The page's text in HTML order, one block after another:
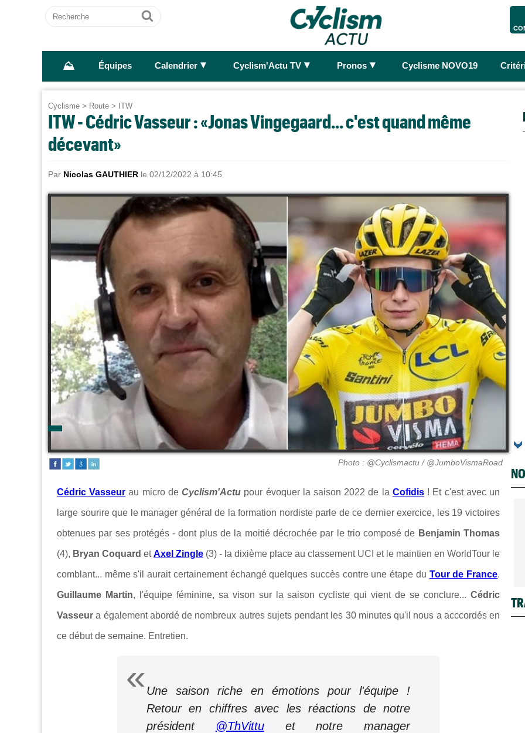
Recherche
Ok
⛰ Équipes Calendrier ► Cyclism'Actu TV ► Pronos ► Cyclisme NOVO19
Cyclisme > Route > ITW
ITW - Cédric Vasseur : «Jonas Vingegaard... c'est quand même
décevant»
Par Nicolas GAUTHIER le 02/12/2022 à 10:45
Photo : @Cyclismactu / @JumboVismaRoad
Cédric Vasseur au micro deCyclism'Actu pour évoquer la saison 2022 de la Cofidis! Et c'est avec un
large sourire que le manager général de la formation nordiste parle de ce dernier exercice, les 19 victoires
obtenues par ses protégés - dont plus de la moitié décrochée par le trio composé de Benjamin Thomas
(4), Bryan Coquard etAxel Zingle (3) - la dixième place au classement UCI et le maintien en WorldTour le
comblant... même s'il aurait certainement échangé quelques succès contre une étape du Tour de France.
Guillaume Martin, l'équipe féminine, sa vison sur la saison cycliste qui vient de se conclure...Cédric
Vasseur a également abordé de nombreux autres sujets pendant les 30 minutes qu'il nous a acccordés en
ce début de semaine. Entretien.
Une saison riche en émotions pour l'équipe !
Retour en chiffres avec les réactions de notre
président
@ThVittuet notre manager